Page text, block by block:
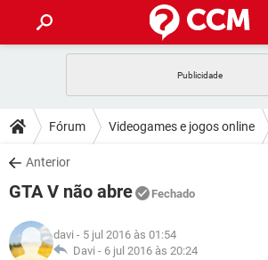
CELULAR FACEBOOK
OUTLOOK
INSTAGRAM
GUIA DE COMPRAS
DICAS
JOGOS WHATSAPP
INSTAGRAM
DOWNLOADS
JOGOS
CELULAR
OUTLOOK
JOGOS
GLOSSÁRIO
Fórum Videogames e jogos online
Anterior
GTA V não abre Fechado
davi - 5 jul 2016 às 01:54
Davi - 6 jul 2016 às 20:24